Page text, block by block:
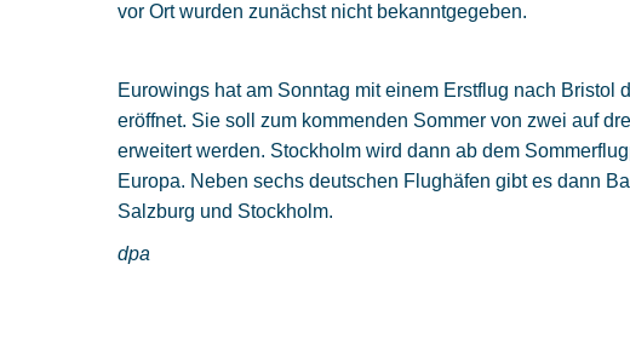
vor Ort wurden zunächst nicht bekanntgegeben.
Eurowings hat am Sonntag mit einem Erstflug nach
eröffnet. Sie soll zum kommenden Sommer von zwei auf
erweitert werden. Stockholm wird dann ab dem
Europa. Neben sechs deutschen Flughäfen gibt es dann
Salzburg und Stockholm.
dpa